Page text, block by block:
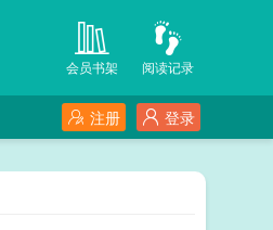
阅读记录
会员书架
登录
注册